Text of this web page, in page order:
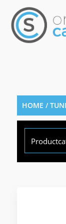
HOME /